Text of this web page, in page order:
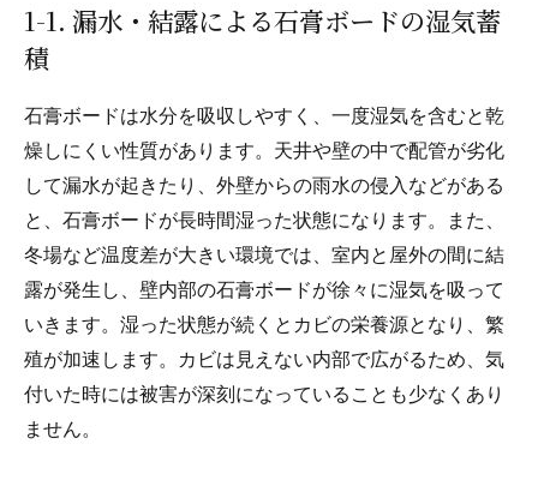
1-1. 漏水・結露による石膏ボードの湿気蓄
積
石膏ボードは水分を吸収しやすく、一度湿気を含むと乾
燥しにくい性質があります。天井や壁の中で配管が劣化
して漏水が起きたり、外壁からの雨水の侵入などがある
と、石膏ボードが長時間湿った状態になります。また、
冬場など温度差が大きい環境では、室内と屋外の間に結
露が発生し、壁内部の石膏ボードが徐々に湿気を吸って
いきます。湿った状態が続くとカビの栄養源となり、繁
殖が加速します。カビは見えない内部で広がるため、気
付いた時には被害が深刻になっていることも少なくあり
ません。